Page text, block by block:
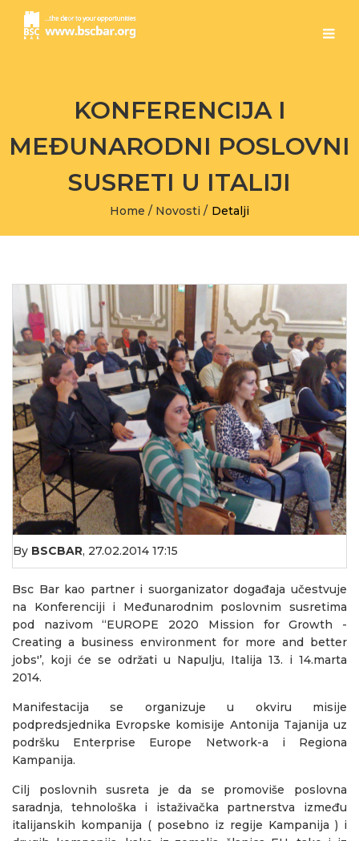
KONFERENCIJA I
MEĐUNARODNI POSLOVNI
SUSRETI U ITALIJI
Home / Novosti / Detalji
By BSCBAR, 27.02.2014 17:15
Bsc Bar kao partner i suorganizator događaja učestvuje
na Konferenciji i Međunarodnim poslovnim susretima
pod nazivom “EUROPE 2020 Mission for Growth -
Creating a business environment for more and better
jobs'’, koji će se održati u Napulju, Italija 13. i 14.marta
2014.
Manifestacija se organizuje u okviru misije
podpredsjednika Evropske komisije Antonija Tajanija uz
podršku Enterprise Europe Network-a i Regiona
Kampanija.
Cilj poslovnih susreta je da se promoviše poslovna
saradnja, tehnološka i istaživačka partnerstva između
italijanskih kompanija ( posebno iz regije Kampanija ) i